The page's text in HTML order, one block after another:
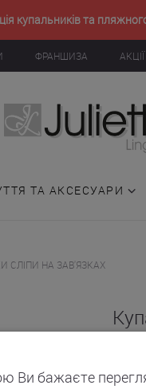
купальників та
ФРАНШИЗА АКЦІЇ
ТА АКСЕСУАРИ
СЛІПИ НА ЗАВ'ЯЗКАХ
Ви бажаєте